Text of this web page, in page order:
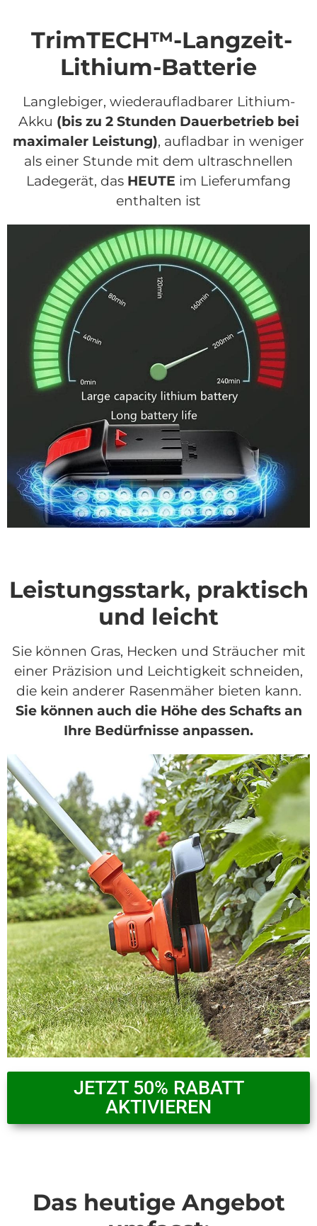
TrimTECH™-Langzeit-
Lithium-Batterie
Langlebiger, wiederaufladbarer Lithium-
Akku (bis zu 2 Stunden Dauerbetrieb bei
maximaler Leistung), aufladbar in weniger
als einer Stunde mit dem ultraschnellen
Ladegerät, das HEUTE im Lieferumfang
enthalten ist
Leistungsstark, praktisch
und leicht
Sie können Gras, Hecken und Sträucher mit
einer Präzision und Leichtigkeit schneiden,
die kein anderer Rasenmäher bieten kann.
Sie können auch die Höhe des Schafts an
Ihre Bedürfnisse anpassen.
JETZT 50% RABATT
AKTIVIEREN
Das heutige Angebot